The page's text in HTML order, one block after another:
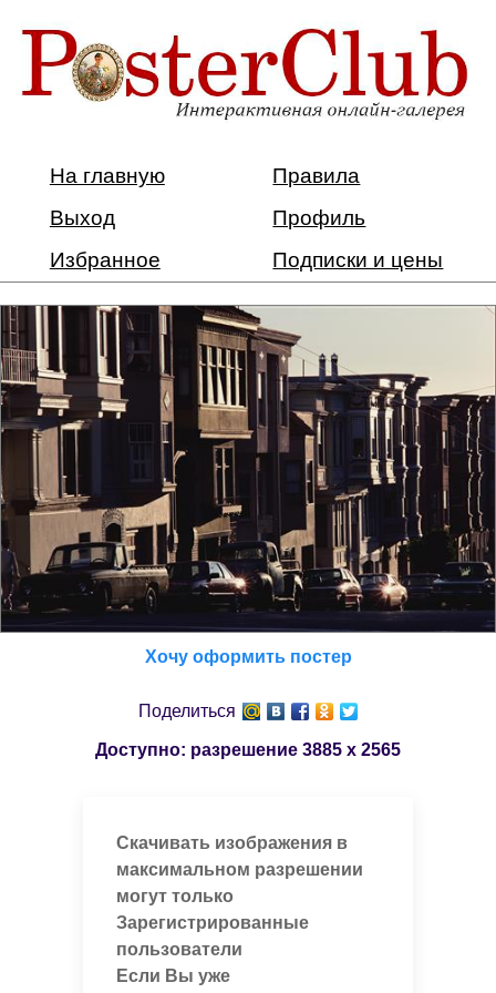
На главную
Правила
Выход
Профиль
Избранное
Подписки и цены
Хочу оформить постер
Поделиться
Доступно: разрешение 3885 x 2565
Скачивать изображения в
максимальном разрешении
могут только
Зарегистрированные
пользователи
Если Вы уже